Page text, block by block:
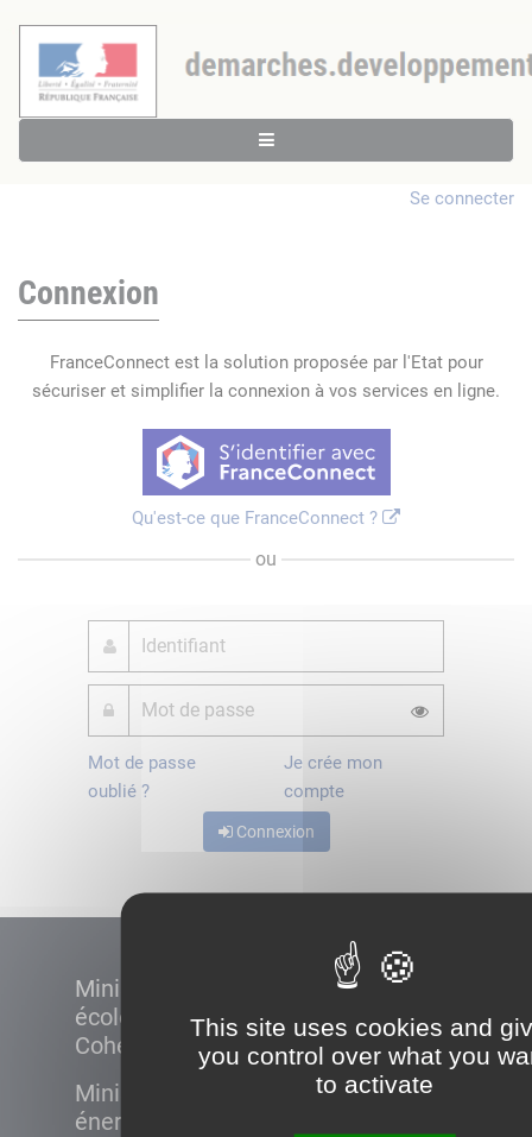
This site uses cookies and
you control over what you
to activate
Se connecter
Connexion
FranceConnect est la solution proposée par l'Etat pour
sécuriser et simplifier la connexion à vos services en ligne.
Qu'est-ce que FranceConnect ?
ou
Mot de passe
oublié ?
Je crée mon
compte
Connexion
Ministère de la Transition
écologique et de la
Cohésion des territoires
Ministère de la Transition
énergétique